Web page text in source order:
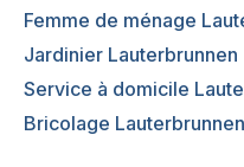
Femme de ménage
Jardinier Lauterbrunnen
Service à domicile
Bricolage Lauterbrunnen